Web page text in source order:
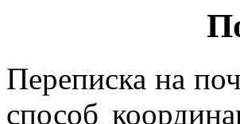
Переписка на
способ